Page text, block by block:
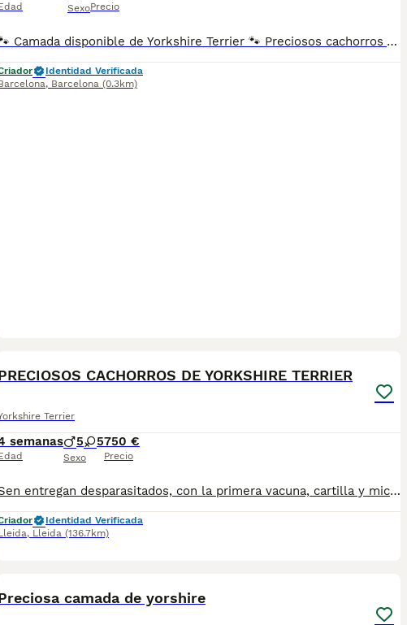
SexoPrecio
🐾 Camada disponible de Yorkshire Terrier 🐾 Preciosos cachorros Yorkshire Terrier disponibles — dos pequeños machitos llenos de ternura 💙 Nacidos el 20/04 y criados con muchísimo mimo en un entorno familiar, cuidando su bienestar, socialización y desarrollo desde el primer día. 📅 Entrega prevista: a partir del 27 de junio de 2026 📌 Reservas ya disponibles Ofrecemos un seguimiento semanal personalizado, enviando fotos y vídeos para que puedas acompañar el crecimiento de tu pequeño antes de llegar a casa. Se entregan garantizando su bienestar y salud: ✔️ Vacunación correspondiente a su edad ✔️ Desparasitación interna ✔️ Cartilla veterinaria / Pasaporte ✔️ Microchip Si deseas más información o conocer detalles sobre disponibilidad, estaremos encantados de atenderte. Si buscas un compañero leal, cariñoso y lleno de energía, esta es tu oportunidad. 📩 Contacta sin compromiso para más información o reservar el tuyo.
Identidad Verificada
, Barcelona (0.3km)
CACHORROS DE YORKSHIRE TERRIER
Terrier
semanas 5 5
Sexo
750 €
Precio
Sen entregan desparasitados, con la primera vacuna, cartilla y microchip a nombre del nuevo propietario. Visita nuestra web cachorrosyorkshire.es Podeis contactar por WhatsApp al 680970296 Machos 750€ Hembras 950€
Identidad Verificada
, Lleida (136.7km)
camada de yorshire